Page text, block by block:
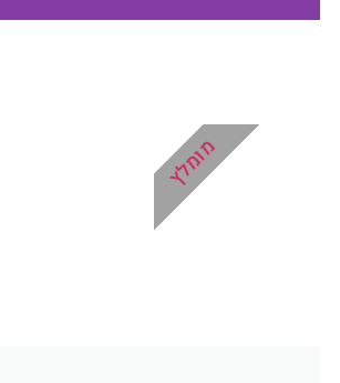
טיסה זולה?
לחצו
פה!
מומלץ